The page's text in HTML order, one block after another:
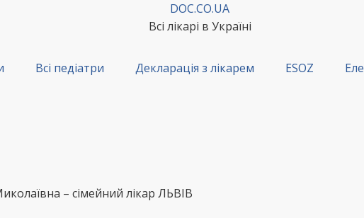
DOC.CO.UA
Всі лікарі в Україні
Всі педіатри Декларація з лікарем ESOZ
– сімейний лікар ЛЬВІВ